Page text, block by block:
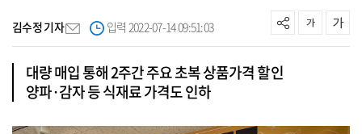
김수정 기자 입력 2022-07-14 09:51:03
대량 매입 통해 2주간 주요 초복 상품가격 할인
양파·감자 등 식재료 가격도 인하